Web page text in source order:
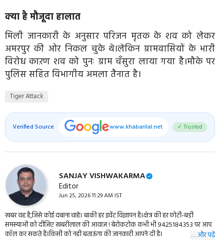
क्या है मौजूदा हालात
मिली जानकारी के अनुसार परिजन मृतक के शव को लेकर
अमरपुर की ओर निकल चुके थे।लेकिन ग्रामवासियों के भारी
विरोध काऱण शव को पुनः ग्राम चँसुरा लाया गया है।मौके पर
पुलिस सहित विभागीय अमला तैनात है।
Tiger Attack
Verified Source www.khabarilal.net ✓ Trusted
SANJAY VISHWAKARMA
Editor
Jun 25, 2026 11:29 AM IST
खबर वह है,जिसे कोई दबाना चाहे। बाकी हर इवेंट विज्ञापन है।क्षेत्र की हर छोटी-बड़ी
समस्याओं को दीजिए खबरीलाल की आवाज ! बेरोकटोक कभी भी 9425184353 पर आप
कॉल कर सकते है।किसी को नही बताऊंगा की जानकारी आपने दी है।
… और पढ़ें